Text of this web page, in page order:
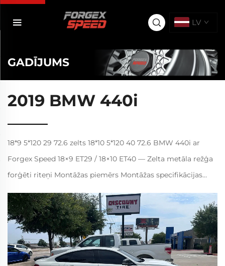
LV
GADĪJUMS
2019 BMW 440i
18*9 5*120 29 72.6 zelts 18*10 5*120 40 72.6 BMW 440i ar
Forgex Speed 18×9 ET29 / 18×10 ET40 — Zelta metāla režģa
forģēti riteņi Montāžas piemērs Montāžas specifikācijas
Priekšējie riteņi: 18×9 ET29 Aizmugurējie riteņi: 18×10 ET40
Vītņu modelis:...